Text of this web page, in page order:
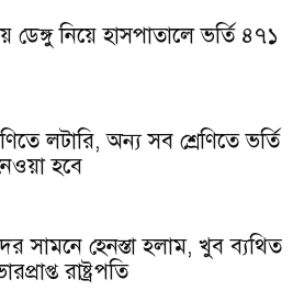
ডেঙ্গু নিয়ে হাসপাতালে ভর্তি ৪৭১
লটারি, অন্য সব শ্রেণিতে ভর্তি
হবে
সামনে হেনস্তা হলাম, খুব ব্যথিত
রাষ্ট্রপতি